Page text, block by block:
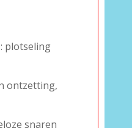
plotseling
ontzetting,
snaren